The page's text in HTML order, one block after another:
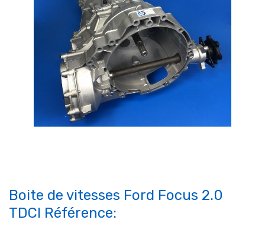
Boite de vitesses Ford Focus 2.0
TDCI Référence: